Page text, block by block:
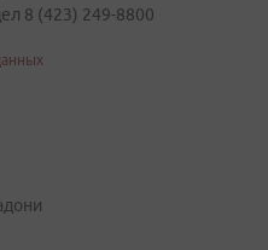
8 (423) 249-8800